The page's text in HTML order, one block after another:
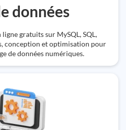
données
ligne gratuits sur MySQL, SQL,
conception et optimisation pour
de données numériques.